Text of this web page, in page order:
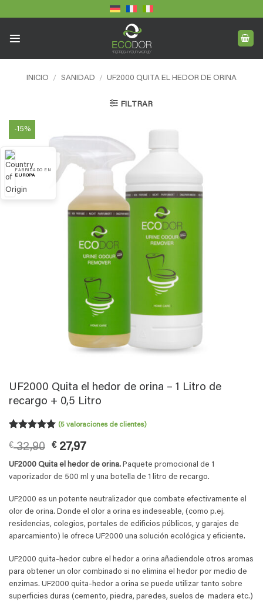
al
INICIO / SANIDAD / UF2000 QUITA EL HEDOR DE ORINA
FILTRAR
-15%
FABRICADO EN
EUROPA
UF2000 Quita el hedor de orina – 1 Litro de
recargo + 0,5 Litro
con5de 5
valoraciones
de clientes
(5valoraciones de clientes)
€32,90 El
precio
original
era:
€ 32,90.
€27,97El
precio
actual
es:
€ 27,97.
UF2000 Quita el hedor de orina. Paquete promocional de 1
vaporizador de 500 ml y una botella de 1 litro de recargo.
UF2000 es un potente neutralizador que combate efectivamente el
olor de orina. Donde el olor a orina es indeseable, (como p.ej.
residencias, colegios, portales de edificios públicos, y garajes de
aparcamiento) le ofrece UF2000 una solución ecológica y eficiente.
UF2000 quita-hedor cubre el hedor a orina añadiendole otros aromas
para obtener un olor combinado si no elimina el hedor por medio de
enzimas. UF2000 quita-hedor a orina se puede utilizar tanto sobre
superficies duras (cemento, piedra, paredes, suelos de madera etc.)